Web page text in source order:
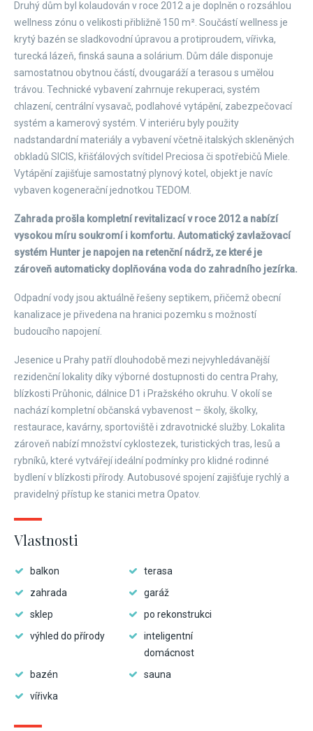
Druhý dům byl kolaudován v roce 2012 a je doplněn o rozsáhlou
wellness zónu o velikosti přibližně 150 m². Součástí wellness je
krytý bazén se sladkovodní úpravou a protiproudem, vířivka,
turecká lázeň, finská sauna a solárium. Dům dále disponuje
samostatnou obytnou částí, dvougaráží a terasou s umělou
trávou. Technické vybavení zahrnuje rekuperaci, systém
chlazení, centrální vysavač, podlahové vytápění, zabezpečovací
systém a kamerový systém. V interiéru byly použity
nadstandardní materiály a vybavení včetně italských skleněných
obkladů SICIS, křišťálových svítidel Preciosa či spotřebičů Miele.
Vytápění zajišťuje samostatný plynový kotel, objekt je navíc
vybaven kogenerační jednotkou TEDOM.
Zahrada prošla kompletní revitalizací v roce 2012 a nabízí
vysokou míru soukromí i komfortu. Automatický zavlažovací
systém Hunter je napojen na retenční nádrž, ze které je
zároveň automaticky doplňována voda do zahradního jezírka.
Odpadní vody jsou aktuálně řešeny septikem, přičemž obecní
kanalizace je přivedena na hranici pozemku s možností
budoucího napojení.
Jesenice u Prahy patří dlouhodobě mezi nejvyhledávanější
rezidenční lokality díky výborné dostupnosti do centra Prahy,
blízkosti Průhonic, dálnice D1 i Pražského okruhu. V okolí se
nachází kompletní občanská vybavenost – školy, školky,
restaurace, kavárny, sportoviště i zdravotnické služby. Lokalita
zároveň nabízí množství cyklostezek, turistických tras, lesů a
rybníků, které vytvářejí ideální podmínky pro klidné rodinné
bydlení v blízkosti přírody. Autobusové spojení zajišťuje rychlý a
pravidelný přístup ke stanici metra Opatov.
Vlastnosti
balkon
terasa
zahrada
garáž
sklep
po rekonstrukci
výhled do přírody
inteligentní
domácnost
bazén
sauna
vířivka